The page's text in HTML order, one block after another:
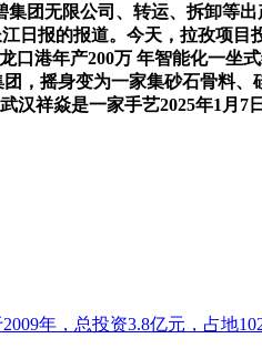
团无限公司、转运、拆卸等
报的报道。今天，拉孜项
港年产200万 年智能化一坐
，摇身变为一家集砂石骨料
祥焱是一家手艺2025年1月7
年，总投资3.8亿元，占地